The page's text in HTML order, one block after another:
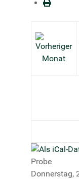
Probe
Donnerstag,